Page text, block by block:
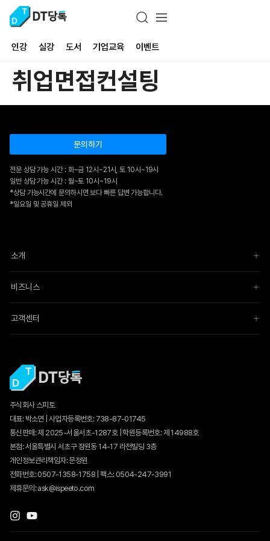
인강 실강 도서 기업교육 이벤트
취업면접컨설팅
문의하기
전문 상담 가능 시간 : 화~금 12시~21시, 토 10시~19시
일반 상담 가능 시간 : 월~토 10시~19시
*상담 가능시간에 문의하시면 보다 빠른 답변 가능합니다.
*일요일 및 공휴일 제외
소개
비즈니스
고객센터
주식회사 스피토
대표: 박소연 | 사업자등록번호: 738-87-01745
통신판매:제 2025-서울서초-1287호| 학원등록번호: 제 14988호
본점: 서울특별시 서초구 잠원동 14-17 라전빌딩 3층
개인정보관리책임자: 문정원
전화번호: 0507-1358-1758 | 팩스: 0504-247-3991
제휴문의: ask@ispeeto.com